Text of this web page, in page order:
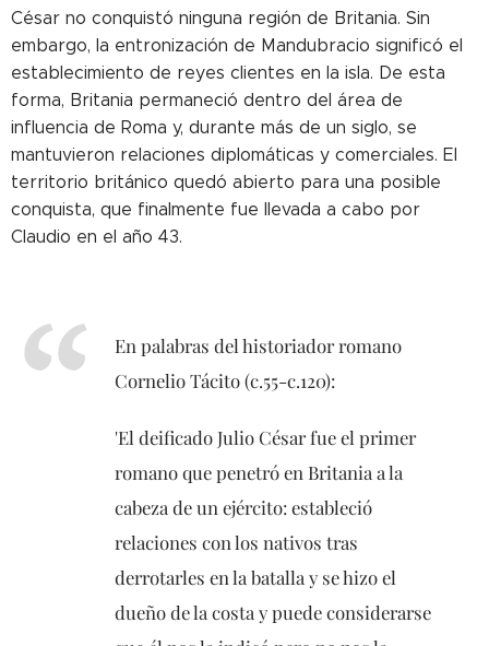
César no conquistó ninguna región de Britania. Sin
embargo, la entronización de Mandubracio significó el
establecimiento de reyes clientes en la isla. De esta
forma, Britania permaneció dentro del área de
influencia de Roma y, durante más de un siglo, se
mantuvieron relaciones diplomáticas y comerciales. El
territorio británico quedó abierto para una posible
conquista, que finalmente fue llevada a cabo por
Claudio en el año 43.
En palabras del historiador romano
Cornelio Tácito (c.55-c.120):
'El deificado Julio César fue el primer
romano que penetró en Britania a la
cabeza de un ejército: estableció
relaciones con los nativos tras
derrotarles en la batalla y se hizo el
dueño de la costa y puede considerarse